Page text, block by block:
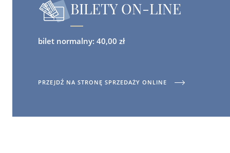
BILETY ON-LINE
bilet normalny: 40,00 zł
PRZEJDŹ NA STRONĘ SPRZEDAŻY ONLINE